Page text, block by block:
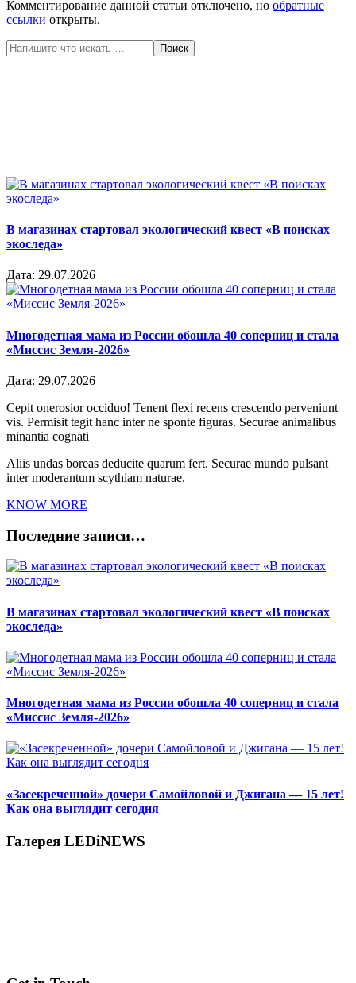
Комментирование данной статьи отключено, но обратные
ссылки открыты.
Поиск
В магазинах стартовал экологический квест «В поисках
экоследа»
Дата: 29.07.2026
Многодетная мама из России обошла 40 соперниц и стала
«Миссис Земля-2026»
Дата: 29.07.2026
Cepit onerosior occiduo! Tenent flexi recens crescendo perveniunt
vis. Permisit tegit hanc inter ne sponte figuras. Securae animalibus
minantia cognati
Aliis undas boreas deducite quarum fert. Securae mundo pulsant
inter moderantum scythiam naturae.
KNOW MORE
Последние записи…
В магазинах стартовал экологический квест «В поисках
экоследа»
Многодетная мама из России обошла 40 соперниц и стала
«Миссис Земля-2026»
«Засекреченной» дочери Самойловой и Джигана — 15 лет!
Как она выглядит сегодня
Галерея LEDiNEWS